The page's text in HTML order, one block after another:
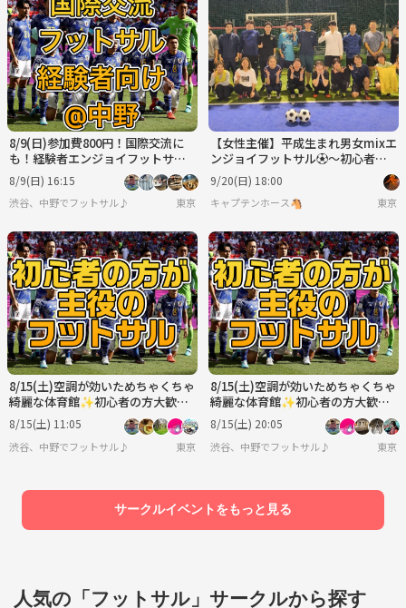
8/9(日)参加費800円！国際交流に
も！経験者エンジョイフットサル
@中野
8/9(日) 16:15
渋谷、中野でフットサル♪ 東京
【女性主催】平成生まれ男女mixエ
ンジョイフットサル⚽️〜初心者も
ブランクありも集まれ9/20（日）1
8:00王子🚉〜
9/20(日) 18:00
キャプテンホース🐴 東京
8/15(土)空調が効いためちゃくちゃ
綺麗な体育館✨初心者の方大歓迎
です！中野でわいわいフットサル
8/15(土) 11:05
渋谷、中野でフットサル♪ 東京
8/15(土)空調が効いためちゃくちゃ
綺麗な体育館✨初心者の方大歓迎
です！中野でわいわいフットサル
8/15(土) 20:05
渋谷、中野でフットサル♪ 東京
サークルイベントをもっと見る
人気の「フットサル」サークルから探す